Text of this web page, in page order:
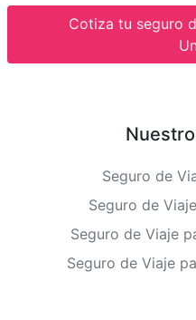
Cotiza tu seguro
Seguro de
Seguro de
Seguro de Viaje
Seguro de Viaje